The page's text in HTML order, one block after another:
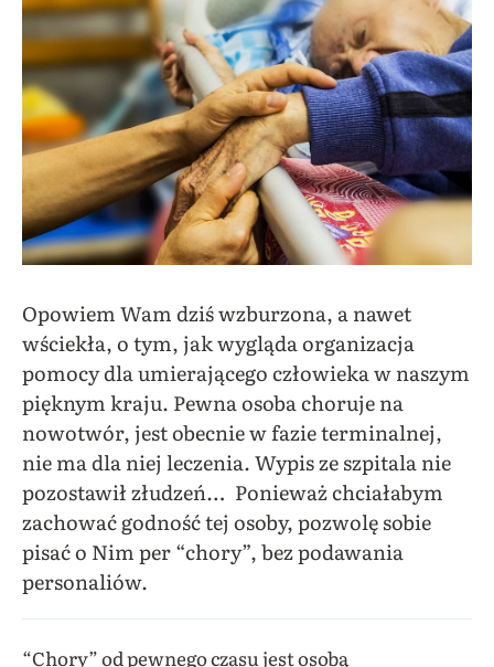
Opowiem Wam dziś wzburzona, a nawet
wściekła, o tym, jak wygląda organizacja
pomocy dla umierającego człowieka w naszym
pięknym kraju. Pewna osoba choruje na
nowotwór, jest obecnie w fazie terminalnej,
nie ma dla niej leczenia. Wypis ze szpitala nie
pozostawił złudzeń… Ponieważ chciałabym
zachować godność tej osoby, pozwolę sobie
pisać o Nim per “chory”, bez podawania
personaliów.
“Chory” od pewnego czasu jest osobą